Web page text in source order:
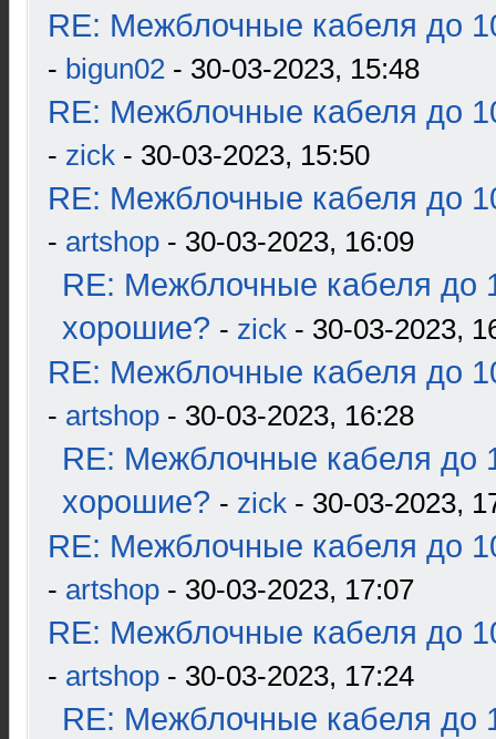
RE: Межблочные кабеля до
- bigun02 - 30-03-2023, 15:48
RE: Межблочные кабеля до
- zick - 30-03-2023, 15:50
RE: Межблочные кабеля до
- artshop - 30-03-2023, 16:09
RE: Межблочные кабеля до
хорошие? - zick - 30-03-2023,
RE: Межблочные кабеля до
- artshop - 30-03-2023, 16:28
RE: Межблочные кабеля до
хорошие? - zick - 30-03-2023,
RE: Межблочные кабеля до
- artshop - 30-03-2023, 17:07
RE: Межблочные кабеля до
- artshop - 30-03-2023, 17:24
RE: Межблочные кабеля до